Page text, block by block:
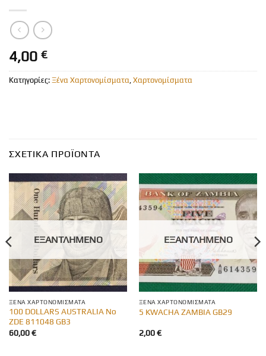
4,00 €
Κατηγορίες: Ξένα Χαρτονομίσματα Χαρτονομίσματα
ΣΧΕΤΙΚΆ ΠΡΟΪΌΝΤΑ
ΕΞΑΝΤΛΗΜΈΝΟ
ΞΈΝΑ ΧΑΡΤΟΝΟΜΊΣΜΑΤΑ
100 DOLLARS AUSTRALIA No
ZDE 811048 GB3
60,00€
ΕΞΑΝΤΛΗΜΈΝΟ
ΞΈΝΑ ΧΑΡΤΟΝΟΜΊΣΜΑΤΑ
5 KWACHA ZAMBIA GB29
2,00€